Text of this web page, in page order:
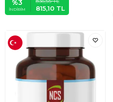
%3
İNDIRIM 815,10 TL